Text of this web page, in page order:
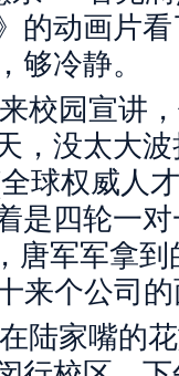
的动画片
够冷静。
校园宣讲
，没太大
球权威人
是四轮一
唐军军拿
来个公司
陆家嘴的